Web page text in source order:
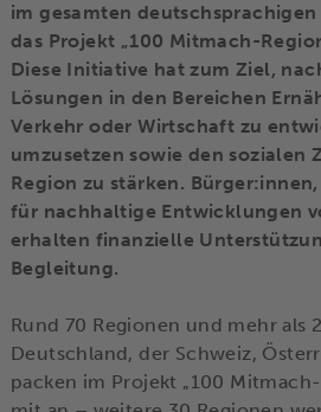
im gesamten
das Projekt „100 Mitmach-
Diese Initiative hat zum Ziel,
Lösungen in den Bereichen
Verkehr oder Wirtschaft zu
umzusetzen sowie den sozialen
Region zu stärken.
für nachhaltige Entwicklungen
erhalten finanzielle
Begleitung.
Rund 70 Regionen und mehr als
Deutschland, der Schweiz,
packen im Projekt „100